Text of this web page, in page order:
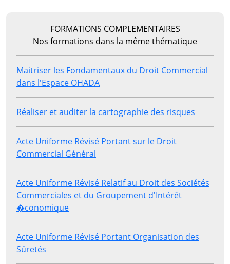
FORMATIONS COMPLEMENTAIRES
Nos formations dans la même thématique
Maitriser les Fondamentaux du Droit Commercial
dans l'Espace OHADA
Réaliser et auditer la cartographie des risques
Acte Uniforme Révisé Portant sur le Droit
Commercial Général
Acte Uniforme Révisé Relatif au Droit des Sociétés
Commerciales et du Groupement d'Intérêt
�conomique
Acte Uniforme Révisé Portant Organisation des
Sûretés